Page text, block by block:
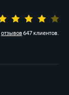
отзывов647 клиентов.